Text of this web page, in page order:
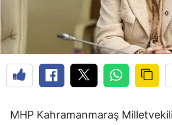
MHP Kahramanmaraş